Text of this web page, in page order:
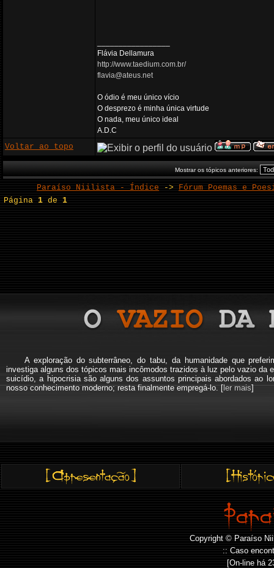
Flávia Dellamura
http://www.taedium.com.br/
flavia@ateus.net
O ódio é meu único vício
O desprezo é minha única virtude
O nada, meu único ideal
A.D.C
Voltar ao topo
Mostrar os tópicos anteriores:
Paraíso Niilista - Índice -> Fórum Poemas e
Página1 de1
A exploração do subterrâneo, do tabu, da humanidade que
investiga alguns dos tópicos mais incômodos trazidos à luz pelo vazio da
suicídio, a hipocrisia são alguns dos assuntos principais abordados ao
nosso conhecimento moderno; resta finalmente empregá-lo. [ler mais]
Copyright © Paraíso
:: Caso
[On-line há